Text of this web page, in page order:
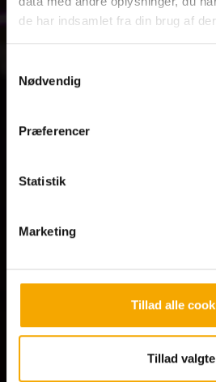
de har indsamlet fra din brug af
Nødvendig
Præferencer
Statistik
Marketing
Tillad alle
Tillad valgte
Mere sjov i
Som medlem får du